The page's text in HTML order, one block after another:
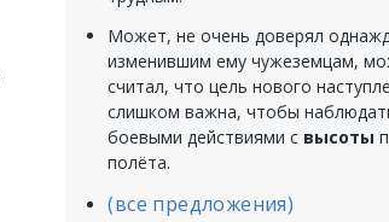
Может, не очень доверял
изменившим ему чужеземцам,
считал, что цель нового
слишком важна, чтобы
боевыми действиями с высоты
полёта.
(все предложения)